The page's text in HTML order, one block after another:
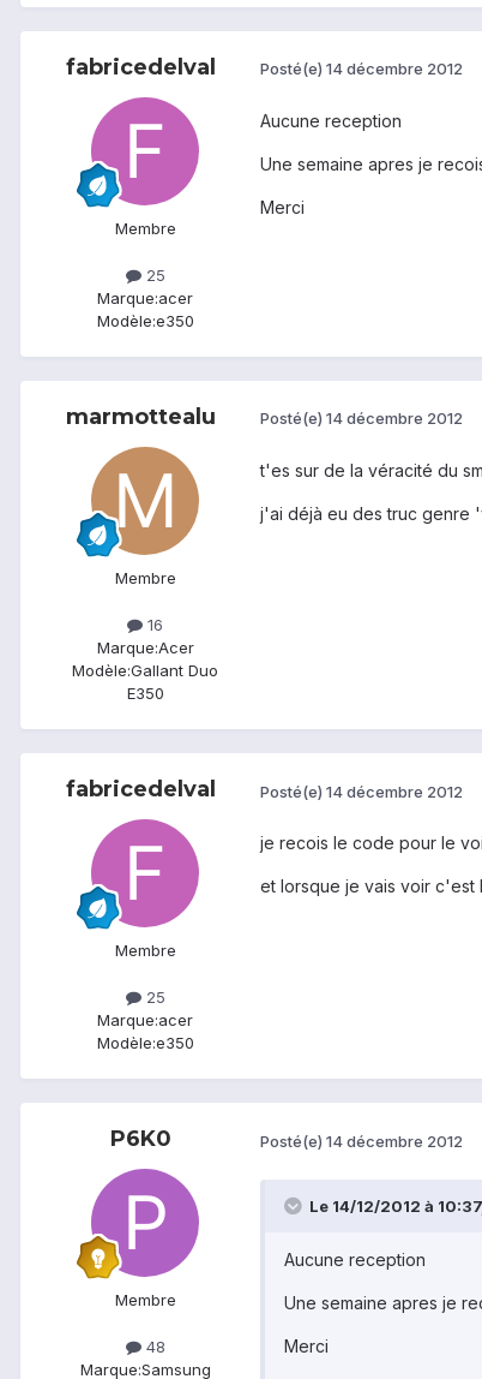
fabricedelval
Membre
25
Marque:acer
Modèle:e350
Posté(e) 14 décembre 2012
Aucune reception
Une semaine apres je
Merci
marmottealu
Membre
16
Marque:Acer
Modèle:Gallant Duo
E350
Posté(e) 14 décembre 2012
t'es sur de la véracité du
j'ai déjà eu des truc genre
fabricedelval
Membre
25
Marque:acer
Modèle:e350
Posté(e) 14 décembre 2012
je recois le code pour le
et lorsque je vais voir c'est
P6K0
Membre
48
Marque:Samsung
Posté(e) 14 décembre 2012
Le 14/12/2012 à
Aucune reception
Une semaine apres je
Merci